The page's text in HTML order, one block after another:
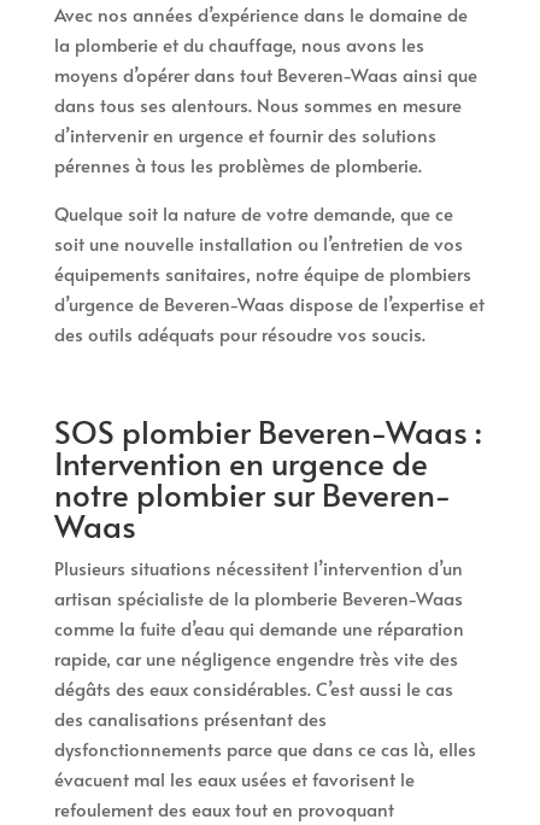
Avec nos années d’expérience dans le domaine de
la plomberie et du chauffage, nous avons les
moyens d’opérer dans tout Beveren-Waas ainsi que
dans tous ses alentours. Nous sommes en mesure
d’intervenir en urgence et fournir des solutions
pérennes à tous les problèmes de plomberie.
Quelque soit la nature de votre demande, que ce
soit une nouvelle installation ou l’entretien de vos
équipements sanitaires, notre équipe de plombiers
d’urgence de Beveren-Waas dispose de l’expertise et
des outils adéquats pour résoudre vos soucis.
SOS plombier Beveren-Waas :
Intervention en urgence de
notre plombier sur Beveren-
Waas
Plusieurs situations nécessitent l’intervention d’un
artisan spécialiste de la plomberie Beveren-Waas
comme la fuite d’eau qui demande une réparation
rapide, car une négligence engendre très vite des
dégâts des eaux considérables. C’est aussi le cas
des canalisations présentant des
dysfonctionnements parce que dans ce cas là, elles
évacuent mal les eaux usées et favorisent le
refoulement des eaux tout en provoquant